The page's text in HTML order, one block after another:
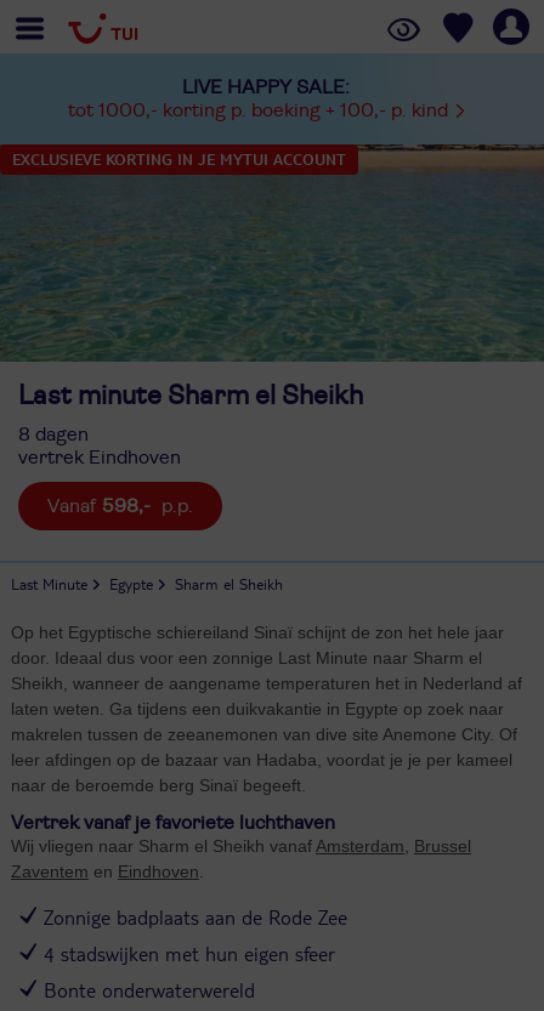
LIVE HAPPY SALE:
tot 1000,- korting p. boeking + 100,- p. kind
EXCLUSIEVE KORTING IN JE MYTUI ACCOUNT
Last minute Sharm el Sheikh
8 dagen
vertrek Eindhoven
598,-
Last Minute Egypte Sharm el Sheikh
Op het Egyptische schiereiland Sinaï schijnt de zon het hele jaar
door. Ideaal dus voor een zonnige Last Minute naar Sharm el
Sheikh, wanneer de aangename temperaturen het in Nederland af
laten weten. Ga tijdens een duikvakantie in Egypte op zoek naar
makrelen tussen de zeeanemonen van dive site Anemone City. Of
leer afdingen op de bazaar van Hadaba, voordat je je per kameel
naar de beroemde berg Sinaï begeeft.
Vertrek vanaf je favoriete luchthaven
Wij vliegen naar Sharm el Sheikh vanaf Amsterdam
Brussel
Zaventem en Eindhoven
Zonnige badplaats aan de Rode Zee
4 stadswijken met hun eigen sfeer
Bonte onderwaterwereld